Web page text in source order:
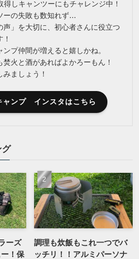
得しキャンツーにもチャレンジ中！
ーの失敗も数知れず…
声」を大切に、初心者さんに役立つ
プ仲間が増えると嬉しかね。
焚火と酒があればよかろーもん！
ましょう！
ャンプ インスタはこちら
グ
ーズ
！保
調理も炊飯もこれ一つでバ
ッチリ！！アルミパーソナ